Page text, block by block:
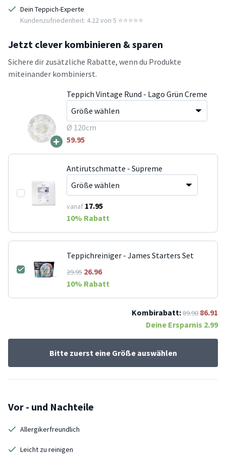
Dein Teppich-Experte
Kundenzufriedenheit: 4.22 von 5 ⭐️⭐️⭐️⭐️⭐️
Jetzt clever kombinieren & sparen
Sichere dir zusätzliche Rabatte, wenn du Produkte
miteinander kombinierst.
+
Teppich Vintage Rund - Lago Grün Creme
Ø 120cm
59.95
Antirutschmatte - Supreme
vanaf 17.95
10% Rabatt
Teppichreiniger - James Starters Set
29.9526.96
10% Rabatt
Kombirabatt:89.90 86.91
Deine Ersparnis 2.99
Bitte zuerst eine Größe auswählen
Vor - und Nachteile
Allergikerfreundlich
Leicht zu reinigen